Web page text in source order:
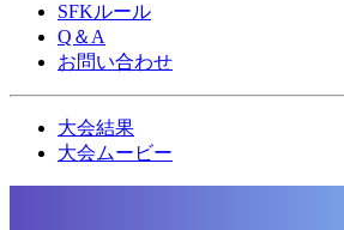
SFKルール
Q＆A
お問い合わせ
大会結果
大会ムービー